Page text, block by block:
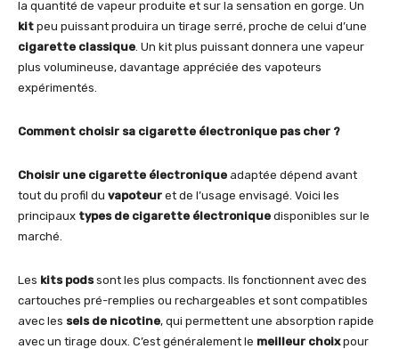
la quantité de vapeur produite et sur la sensation en gorge. Un
kit peu puissant produira un tirage serré, proche de celui d’une
cigarette classique . Un kit plus puissant donnera une vapeur
plus volumineuse, davantage appréciée des vapoteurs
expérimentés.
Comment choisir sa cigarette électronique pas cher ?
Choisir une cigarette électronique adaptée dépend avant
tout du profil du vapoteur et de l’usage envisagé. Voici les
principaux types de cigarette électronique disponibles sur le
marché.
Les kits podssont les plus compacts. Ils fonctionnent avec des
cartouches pré-remplies ou rechargeables et sont compatibles
avec les sels de nicotine, qui permettent une absorption rapide
avec un tirage doux. C’est généralement le meilleur choixpour